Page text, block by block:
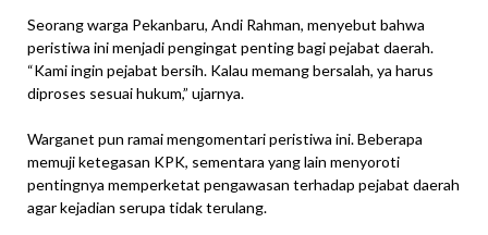
Seorang warga Pekanbaru, Andi Rahman, menyebut bahwa
peristiwa ini menjadi pengingat penting bagi pejabat daerah.
“Kami ingin pejabat bersih. Kalau memang bersalah, ya harus
diproses sesuai hukum,” ujarnya.
Warganet pun ramai mengomentari peristiwa ini. Beberapa
memuji ketegasan KPK, sementara yang lain menyoroti
pentingnya memperketat pengawasan terhadap pejabat daerah
agar kejadian serupa tidak terulang.